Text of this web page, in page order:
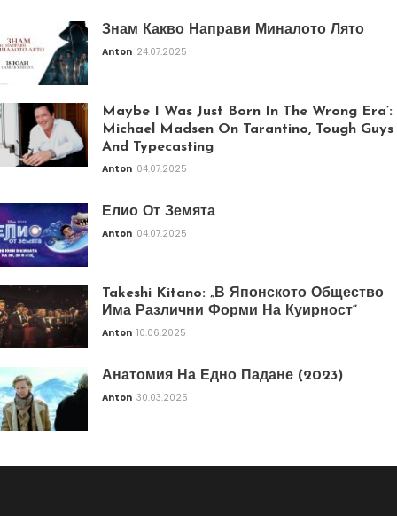
Знам Какво Направи Миналото Лято
Anton 24.07.2025
Maybe I Was Just Born In The Wrong Era’:
Michael Madsen On Tarantino, Tough Guys
And Typecasting
Anton 04.07.2025
Елио От Земята
Anton 04.07.2025
Takeshi Kitano: „В Японското Общество
Има Различни Форми На Куирност“
Anton 10.06.2025
Анатомия На Едно Падане (2023)
Anton 30.03.2025